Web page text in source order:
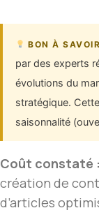
BON À SAVOIR
par des experts
évolutions du
stratégique.
saisonnalité
Coût constaté :
création de
d’articles